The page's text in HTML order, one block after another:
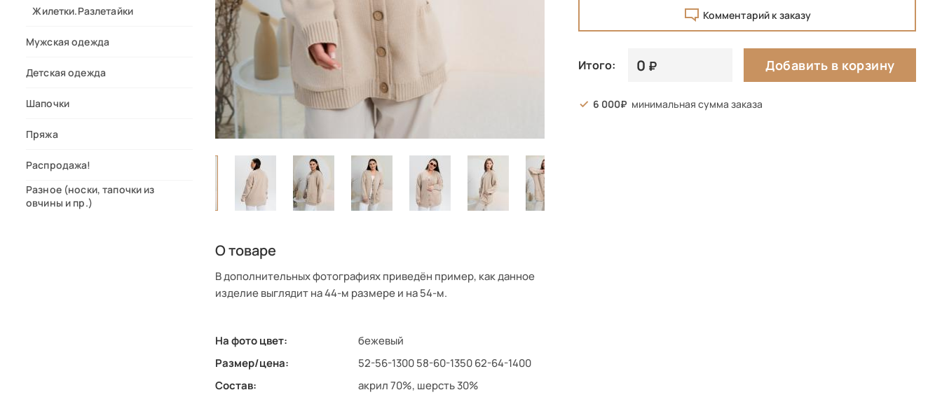
Жилетки.Разлетайки
Мужская одежда
Детская одежда
Шапочки
Пряжа
Распродажа!
Разное (носки, тапочки из
овчины и пр.)
О товаре
В дополнительных фотографиях приведён пример, как данное
изделие выглядит на 44-м размере и на 54-м.
На фото цвет:
бежевый
Размер/цена:
52-56-1300 58-60-1350 62-64-1400
Состав:
акрил 70%, шерсть 30%
Комментарий к заказу
Итого: 0 Добавить в корзину
6 000 минимальная сумма заказа